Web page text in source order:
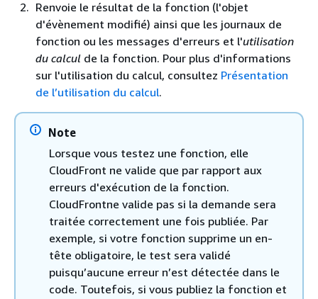
Renvoie le résultat de la fonction (l'objet
d'évènement modifié) ainsi que les journaux de
fonction ou les messages d'erreurs et l'utilisation
du calcul de la fonction. Pour plus d'informations
sur l'utilisation du calcul, consultez Présentation
de l’utilisation du calcul.
Note
Lorsque vous testez une fonction, elle
CloudFront ne valide que par rapport aux
erreurs d'exécution de la fonction.
CloudFrontne valide pas si la demande sera
traitée correctement une fois publiée. Par
exemple, si votre fonction supprime un en-
tête obligatoire, le test sera validé
puisqu’aucune erreur n’est détectée dans le
code. Toutefois, si vous publiez la fonction et